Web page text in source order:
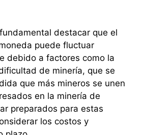
destacar que el
puede fluctuar
debido a factores como la
de minería, que se
que más mineros se unen
en la minería de
preparados para estas
los costos y